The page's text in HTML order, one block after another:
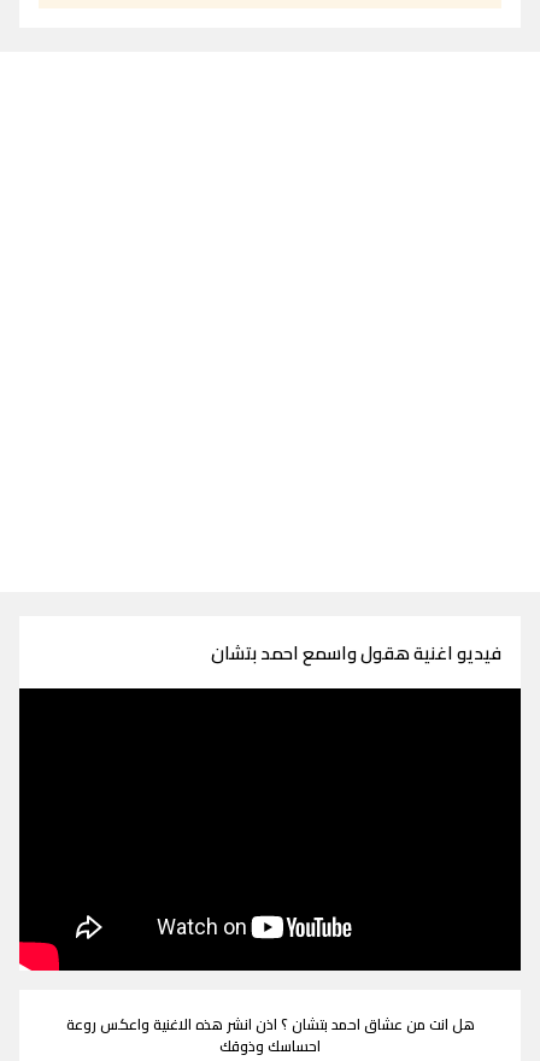
فيديو اغنية هقول واسمع احمد بتشان
هل انت من عشاق احمد بتشان ؟ اذن انشر هذه الاغنية واعكس روعة
احساسك وذوقك